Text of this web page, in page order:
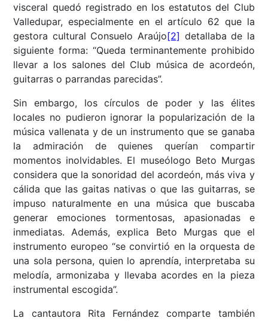
visceral quedó registrado en los estatutos del Club
Valledupar, especialmente en el artículo 62 que la
gestora cultural Consuelo Araújo[2] detallaba de la
siguiente forma: “Queda terminantemente prohibido
llevar a los salones del Club música de acordeón,
guitarras o parrandas parecidas”.
Sin embargo, los círculos de poder y las élites
locales no pudieron ignorar la popularización de la
música vallenata y de un instrumento que se ganaba
la admiración de quienes querían compartir
momentos inolvidables. El museólogo Beto Murgas
considera que la sonoridad del acordeón, más viva y
cálida que las gaitas nativas o que las guitarras, se
impuso naturalmente en una música que buscaba
generar emociones tormentosas, apasionadas e
inmediatas. Además, explica Beto Murgas que el
instrumento europeo “se convirtió en la orquesta de
una sola persona, quien lo aprendía, interpretaba su
melodía, armonizaba y llevaba acordes en la pieza
instrumental escogida”.
La cantautora Rita Fernández comparte también